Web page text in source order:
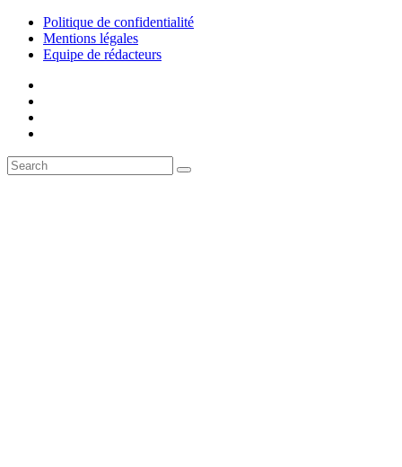
Politique de confidentialité
Mentions légales
Equipe de rédacteurs